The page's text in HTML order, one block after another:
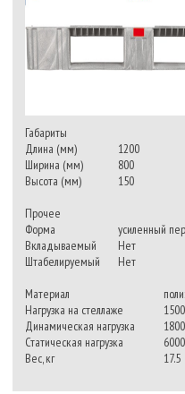
Габариты
Длина (мм)
1200
Ширина (мм)
800
Высота (мм)
150
Прочее
Форма
усиленный
Вкладываемый
Нет
Штабелируемый
Нет
Материал
Нагрузка на стеллаже
1500
Динамическая нагрузка
1800
Статическая нагрузка
6000
Вес, кг
17.5